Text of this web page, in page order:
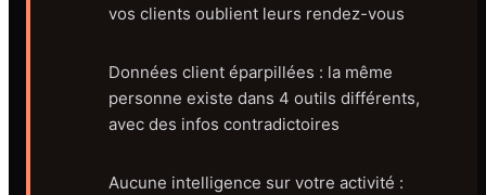
vos clients oublient leurs rendez-vous
Données client éparpillées : la même
personne existe dans 4 outils différents,
avec des infos contradictoires
Aucune intelligence sur votre activité :